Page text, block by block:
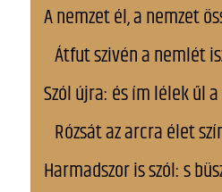
A nemzet él, a nemzet
Átfut szivén a nemlét
Szól újra: és ím lélek űl
Rózsát az arcra élet
Harmadszor is szól: s